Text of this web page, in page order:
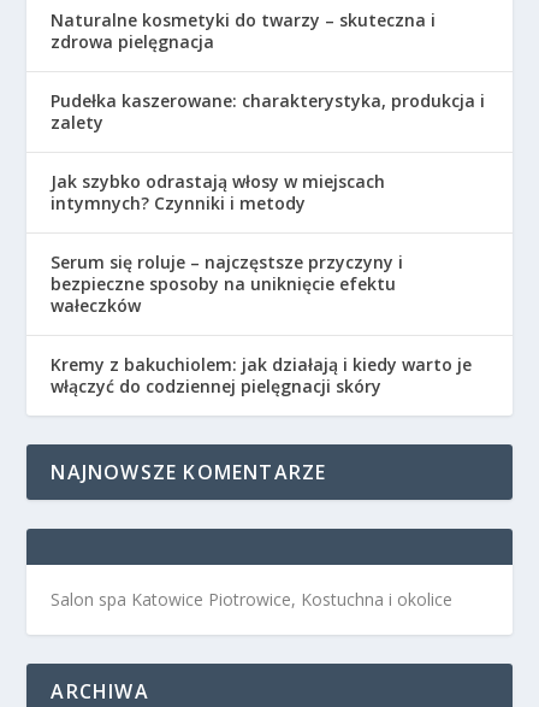
Naturalne kosmetyki do twarzy – skuteczna i
zdrowa pielęgnacja
Pudełka kaszerowane: charakterystyka, produkcja i
zalety
Jak szybko odrastają włosy w miejscach
intymnych? Czynniki i metody
Serum się roluje – najczęstsze przyczyny i
bezpieczne sposoby na uniknięcie efektu
wałeczków
Kremy z bakuchiolem: jak działają i kiedy warto je
włączyć do codziennej pielęgnacji skóry
NAJNOWSZE KOMENTARZE
Salon spa Katowice Piotrowice, Kostuchna i okolice
ARCHIWA